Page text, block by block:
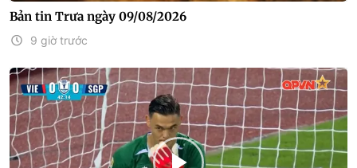
Bản tin Trưa ngày 09/08/2026
9 giờ trước